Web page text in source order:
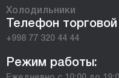
Холодильники
Телефон
+998 77 320 44 44
Режим работы: